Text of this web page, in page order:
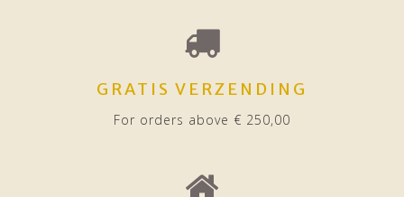
GRATIS VERZENDING
For orders above € 250,00